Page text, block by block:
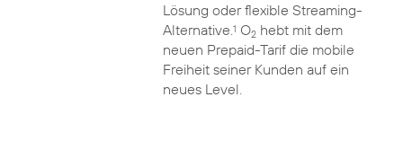
Lösung oder flexible Streaming-
Alternative.1 O2hebt mit dem
neuen Prepaid-Tarif die mobile
Freiheit seiner Kunden auf ein
neues Level.